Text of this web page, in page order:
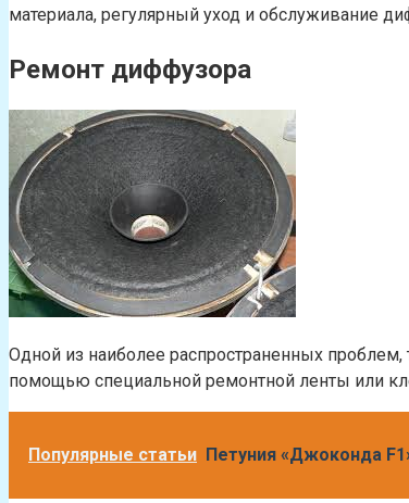
материала, регулярный уход и обслуживание
Ремонт диффузора
Одной из наиболее распространенных
помощью специальной ремонтной ленты или
Популярные статьи Петуния «Джоконда